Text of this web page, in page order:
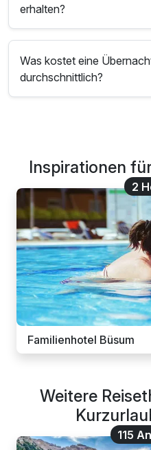
erhalten?
Was kostet eine
durchschnittlich?
Inspirationen
2
Familienhotel Büsum
Weitere
115